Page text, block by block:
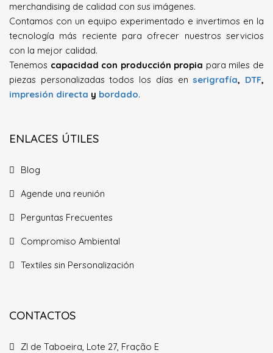
merchandising de calidad con sus imágenes.
Contamos con un equipo experimentado e invertimos en la
tecnología más reciente para ofrecer nuestros servicios
con la mejor calidad.
Tenemos capacidad con producción propia para miles de
piezas personalizadas todos los días enserigrafía, DTF,
impresión directa y bordado.
ENLACES ÚTILES
Blog
Agende una reunión
Perguntas Frecuentes
Compromiso Ambiental
Textiles sin Personalización
CONTACTOS
ZI de Taboeira, Lote 27, Fração E